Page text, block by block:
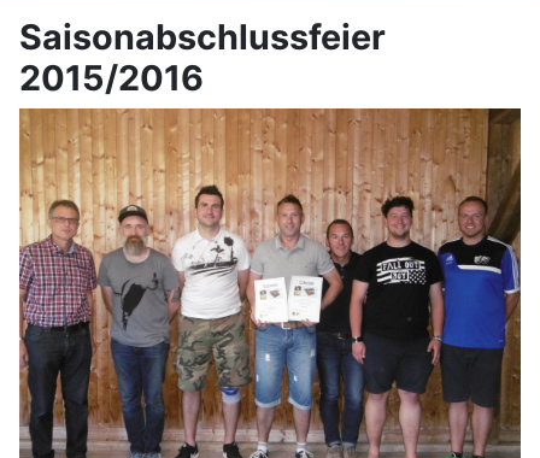
Saisonabschlussfeier
2015/2016